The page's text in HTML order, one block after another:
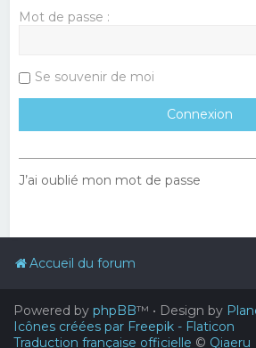
Mot de passe :
Se souvenir de moi
J’ai oublié mon mot de passe
Accueil du forum
Powered by phpBB™ • Design by
Icônes créées par Freepik - Flaticon
Traduction française officielle © Qiaeru